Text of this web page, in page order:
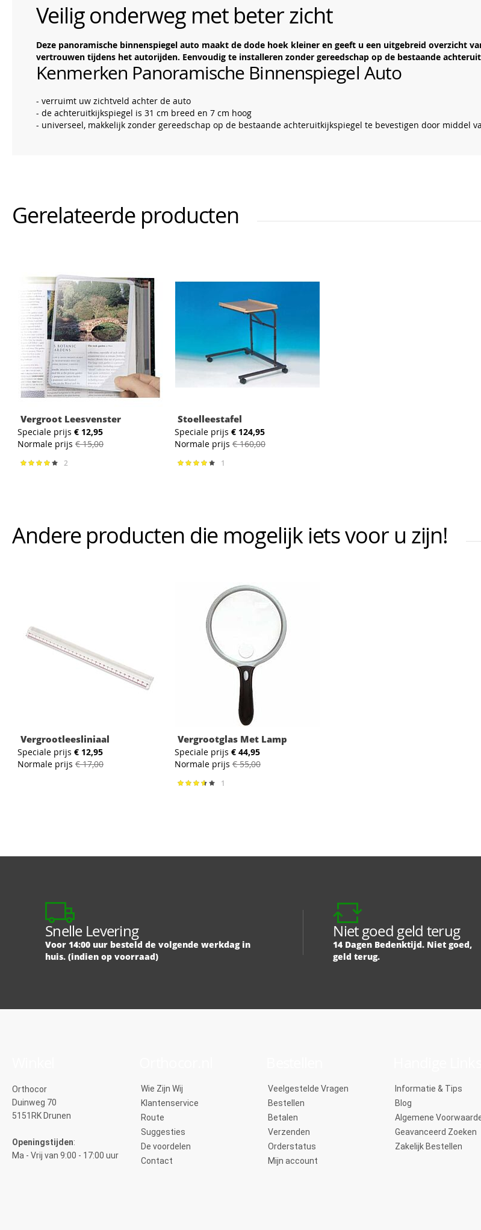
Veilig onderweg met beter zicht
Deze panoramische binnenspiegel auto maakt de dode hoek kleiner en geeft u een uitgebreid overzicht
vertrouwen tijdens het autorijden. Eenvoudig te installeren zonder gereedschap op de bestaande
Kenmerken Panoramische Binnenspiegel Auto
- verruimt uw zichtveld achter de auto
- de achteruitkijkspiegel is 31 cm breed en 7 cm hoog
- universeel, makkelijk zonder gereedschap op de bestaande achteruitkijkspiegel te bevestigen door middel
Gerelateerde producten
Vergroot Leesvenster
Speciale prijs € 12,95
Normale prijs € 15,00
Waardering:
2
Stoelleestafel
Speciale prijs € 124,95
Normale prijs € 160,00
Waardering:1
Andere producten die mogelijk iets voor u zijn!
Vergrootleesliniaal
Speciale prijs € 12,95
Normale prijs € 17,00
Vergrootglas Met Lamp
Speciale prijs € 44,95
Normale prijs € 55,00
Waardering:1
Snelle Levering
Voor 14:00 uur besteld de volgende werkdag in
huis. (indien op voorraad)
Niet goed geld terug
14 Dagen Bedenktijd. Niet goed,
geld terug.
Orthocor
Duinweg 70
5151RK Drunen
Openingstijden:
Ma - Vrij van 9:00 - 17:00 uur
Wie Zijn Wij
Klantenservice
Route
Suggesties
De voordelen
Contact
Veelgestelde Vragen
Bestellen
Betalen
Verzenden
Orderstatus
Mijn account
Informatie & Tips
Blog
Algemene
Geavanceerd Zoeken
Zakelijk Bestellen